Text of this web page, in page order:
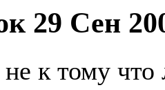
29 Сен
к тому